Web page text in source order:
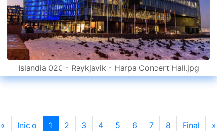
Islandia 020 - Reykjavik - Harpa Concert Hall.jpg
« Previous
Inicio 1 2 3 4 5 6 7 8 Final »